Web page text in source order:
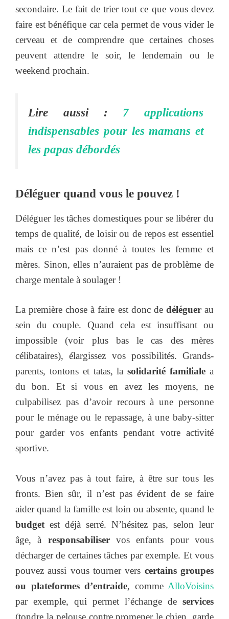
secondaire. Le fait de trier tout ce que vous devez
faire est bénéfique car cela permet de vous vider le
cerveau et de comprendre que certaines choses
peuvent attendre le soir, le lendemain ou le
weekend prochain.
Lire aussi : 7 applications
indispensables pour les mamans et
les papas débordés
Déléguer quand vous le pouvez !
Déléguer les tâches domestiques pour se libérer du
temps de qualité, de loisir ou de repos est essentiel
mais ce n’est pas donné à toutes les femme et
mères. Sinon, elles n’auraient pas de problème de
charge mentale à soulager !
La première chose à faire est donc de déléguerau
sein du couple. Quand cela est insuffisant ou
impossible (voir plus bas le cas des mères
célibataires), élargissez vos possibilités. Grands-
parents, tontons et tatas, lasolidarité familiale a
du bon. Et si vous en avez les moyens, ne
culpabilisez pas d’avoir recours à une personne
pour le ménage ou le repassage, à une baby-sitter
pour garder vos enfants pendant votre activité
sportive.
Vous n’avez pas à tout faire, à être sur tous les
fronts. Bien sûr, il n’est pas évident de se faire
aider quand la famille est loin ou absente, quand le
budget est déjà serré. N’hésitez pas, selon leur
âge, à responsabiliservos enfants pour vous
décharger de certaines tâches par exemple. Et vous
pouvez aussi vous tourner vers certains groupes
ou plateformes d’entraide, comme AlloVoisins
par exemple, qui permet l’échange de services
(tondre la pelouse contre promener le chien, garde